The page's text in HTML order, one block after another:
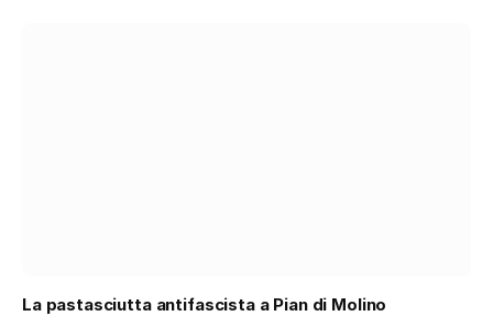
La pastasciutta antifascista a Pian di Molino